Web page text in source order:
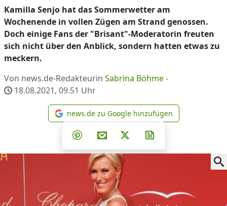
Kamilla Senjo hat das Sommerwetter am
Wochenende in vollen Zügen am Strand genossen.
Doch einige Fans der "Brisant"-Moderatorin freuten
sich nicht über den Anblick, sondern hatten etwas zu
meckern.
Von news.de-Redakteurin Sabrina Böhme-
18.08.2021, 09.51 Uhr
news.de zu Google
news.de zu Google hinzufügen
Teilen auf Facebook
Teilen auf Whatsapp
Teilen auf Telegram
Teilen auf Pinterest
Per E-Mail teilen
Post auf X